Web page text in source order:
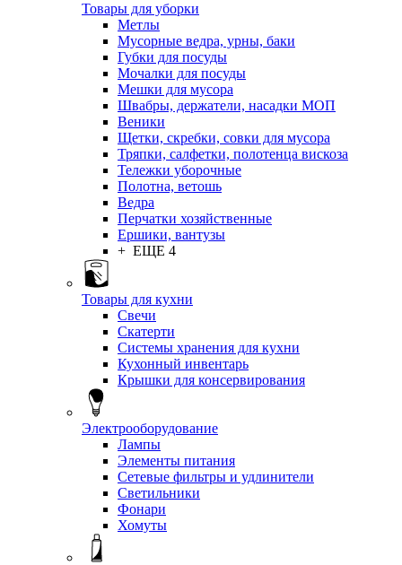
Товары для уборки
Метлы
Мусорные ведра, урны, баки
Губки для посуды
Мочалки для посуды
Мешки для мусора
Швабры, держатели, насадки МОП
Веники
Щетки, скребки, совки для мусора
Тряпки, салфетки, полотенца вискоза
Тележки уборочные
Полотна, ветошь
Ведра
Перчатки хозяйственные
Ершики, вантузы
+ ЕЩЕ 4
Товары для кухни
Свечи
Скатерти
Системы хранения для кухни
Кухонный инвентарь
Крышки для консервирования
Электрооборудование
Лампы
Элементы питания
Сетевые фильтры и удлинители
Светильники
Фонари
Хомуты